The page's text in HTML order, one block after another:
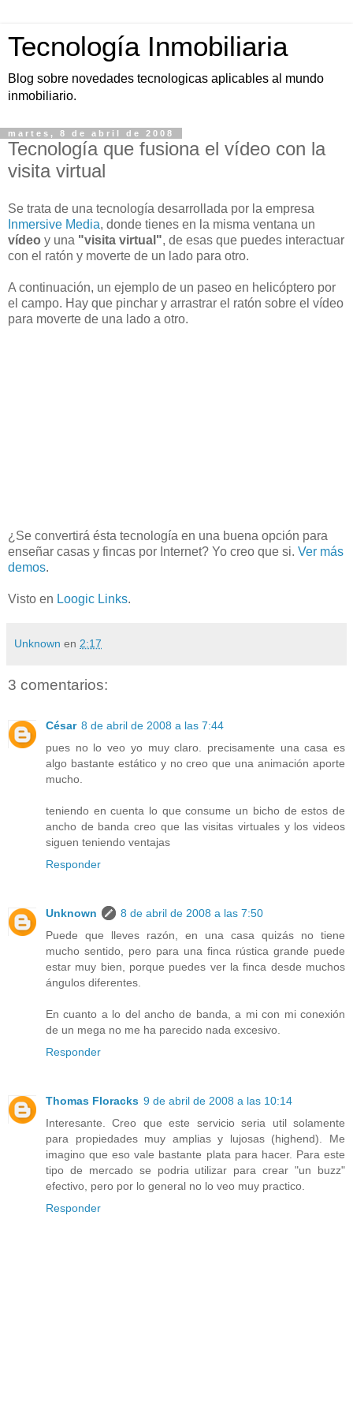
Tecnología Inmobiliaria
Blog sobre novedades tecnologicas aplicables al mundo
inmobiliario.
martes, 8 de abril de 2008
Tecnología que fusiona el vídeo con la
visita virtual
Se trata de una tecnología desarrollada por la empresa
Inmersive Media, donde tienes en la misma ventana un
vídeo y una "visita virtual", de esas que puedes interactuar
con el ratón y moverte de un lado para otro.
A continuación, un ejemplo de un paseo en helicóptero por
el campo. Hay que pinchar y arrastrar el ratón sobre el vídeo
para moverte de una lado a otro.
¿Se convertirá ésta tecnología en una buena opción para
enseñar casas y fincas por Internet? Yo creo que si. Ver más
demos.
Visto en Loogic Links.
Unknown en 2:17
3 comentarios:
César 8 de abril de 2008 a las 7:44
pues no lo veo yo muy claro. precisamente una casa es
algo bastante estático y no creo que una animación aporte
mucho.
teniendo en cuenta lo que consume un bicho de estos de
ancho de banda creo que las visitas virtuales y los videos
siguen teniendo ventajas
Responder
Unknown
8 de abril de 2008 a las 7:50
Puede que lleves razón, en una casa quizás no tiene
mucho sentido, pero para una finca rústica grande puede
estar muy bien, porque puedes ver la finca desde muchos
ángulos diferentes.
En cuanto a lo del ancho de banda, a mi con mi conexión
de un mega no me ha parecido nada excesivo.
Responder
Thomas Floracks 9 de abril de 2008 a las 10:14
Interesante. Creo que este servicio seria util solamente
para propiedades muy amplias y lujosas (highend). Me
imagino que eso vale bastante plata para hacer. Para este
tipo de mercado se podria utilizar para crear "un buzz"
efectivo, pero por lo general no lo veo muy practico.
Responder